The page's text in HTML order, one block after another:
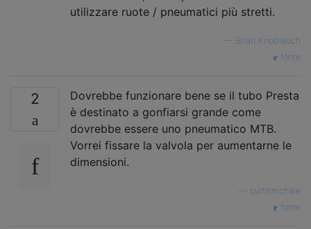
utilizzare ruote / pneumatici più stretti.
Brian Knoblauch
fonte
2
Dovrebbe funzionare bene se il tubo Presta
è destinato a gonfiarsi grande come
dovrebbe essere uno pneumatico MTB.
Vorrei fissare la valvola per aumentarne le
dimensioni.
curtismchale
fonte